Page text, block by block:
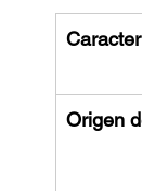
Origen